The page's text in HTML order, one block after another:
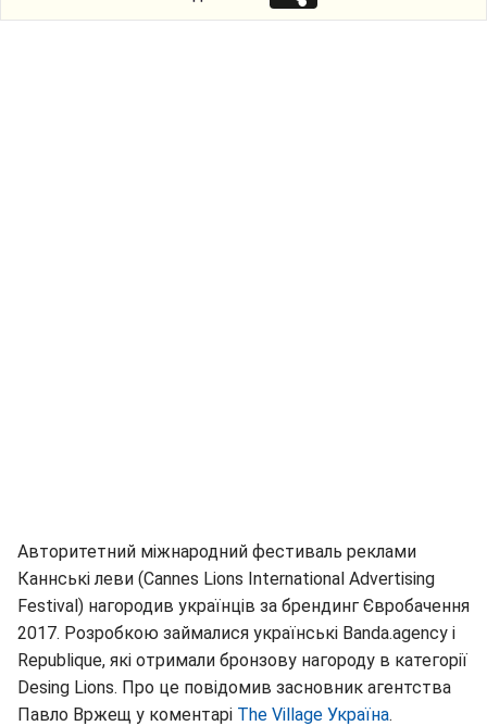
Авторитетний міжнародний фестиваль реклами
Каннські леви (Cannes Lions International Advertising
Festival) нагородив українців за брендинг Євробачення
2017. Розробкою займалися українські Banda.agency і
Republique, які отримали бронзову нагороду в категорії
Desing Lions. Про це повідомив засновник агентства
Павло Вржещ у коментарі The Village Україна.